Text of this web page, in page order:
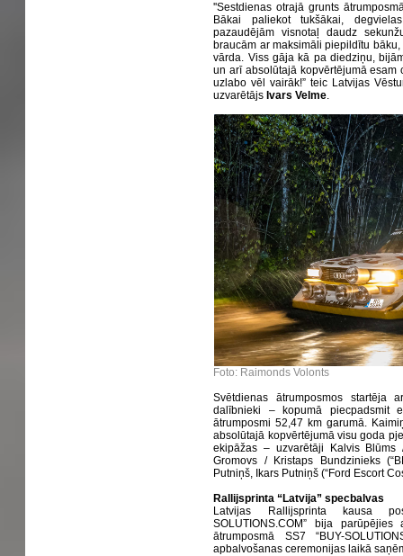
''Sestdienas otrajā grunts
Bākai paliekot tukšākai,
pazaudējām visnotaļ daudz
braucām ar maksimāli piepildītu
vārda. Viss gāja kā pa diedziņu,
un arī absolūtajā kopvērtējumā
uzlabo vēl vairāk!” teic Latvijas
uzvarētājs Ivars Velme.
Foto: Raimonds Volonts
Svētdienas ātrumposmos startēja
dalībnieki – kopumā piecpadsmit
ātrumposmi 52,47 km garumā.
absolūtajā kopvērtējumā visu goda
ekipāžas – uzvarētāji Kalvis
Gromovs / Kristaps Bundzinieks
Putniņš, Ikars Putniņš (“Ford Escort
Rallijsprinta “Latvija” specbalvas
Latvijas Rallijsprinta kausa
SOLUTIONS.COM” bija
ātrumposmā SS7 “BUY-
apbalvošanas ceremonijas laikā